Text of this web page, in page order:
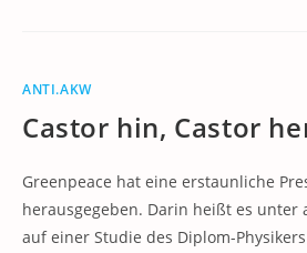
ANTI.AKW
Castor hin, Castor
Greenpeace hat eine erstaunliche
herausgegeben. Darin heißt es unter
auf einer Studie des Diplom-